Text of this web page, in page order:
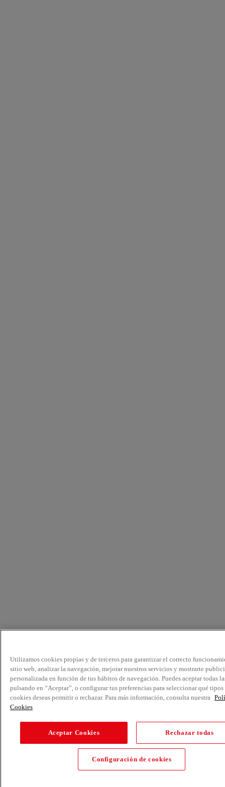
Utilizamos cookies propias y de terceros para garantizar el correcto
sitio web, analizar la navegación, mejorar nuestros servicios y mostrarte
personalizada en función de tus hábitos de navegación. Puedes aceptar todas
pulsando en “Aceptar”, o configurar tus preferencias para seleccionar qué tipos
cookies deseas permitir o rechazar. Para más información, consulta nuestra
Cookies
Aceptar Cookies Rechazar todas
Configuración de cookies